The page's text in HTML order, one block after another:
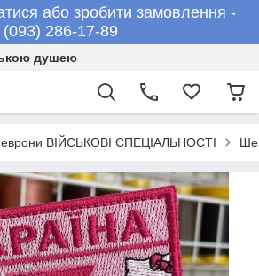
або зробити замовлення -
(093) 286-17-89
душею
ВІЙСЬКОВІ СПЕЦІАЛЬНОСТІ